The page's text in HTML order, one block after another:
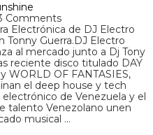
Comments
Electrónica de DJ Electro
Tonny Guerra.DJ Electro
al mercado junto a Dj Tony
reciente disco titulado DAY
WORLD OF FANTASIES,
el deep house y tech
de Venezuela y el
talento Venezolano unen
musical …